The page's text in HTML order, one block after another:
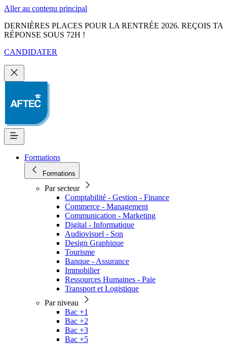
Aller au contenu principal
DERNIÈRES PLACES POUR LA RENTRÉE 2026. REÇOIS TA
RÉPONSE SOUS 72H !
CANDIDATER
Formations
Formations
Par secteur
Comptabilité - Gestion - Finance
Commerce - Management
Communication - Marketing
Digital - Informatique
Audiovisuel - Son
Design Graphique
Tourisme
Banque - Assurance
Immobilier
Ressources Humaines - Paie
Transport et Logistique
Par niveau
Bac +1
Bac +2
Bac +3
Bac +5